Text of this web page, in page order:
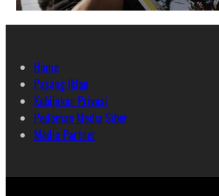
Home
Pasang Iklan
Kebijakan Privasi
Pedoman Media Siber
Media Partner